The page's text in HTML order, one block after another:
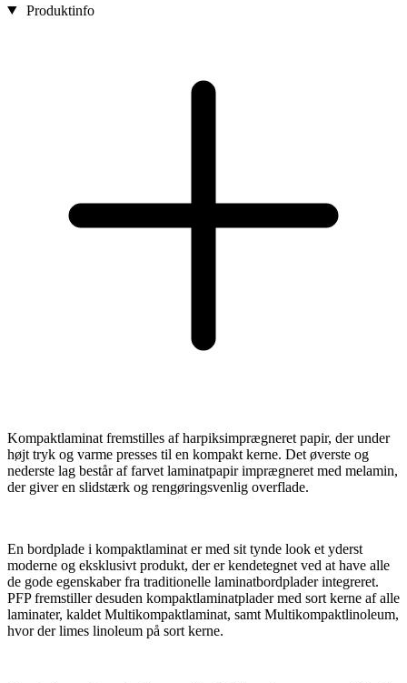
Produktinfo
Kompaktlaminat fremstilles af harpiksimprægneret papir, der under
højt tryk og varme presses til en kompakt kerne. Det øverste og
nederste lag består af farvet laminatpapir imprægneret med melamin,
der giver en slidstærk og rengøringsvenlig overflade.
En bordplade i kompaktlaminat er med sit tynde look et yderst
moderne og eksklusivt produkt, der er kendetegnet ved at have alle
de gode egenskaber fra traditionelle laminatbordplader integreret.
PFP fremstiller desuden kompaktlaminatplader med sort kerne af alle
laminater, kaldet Multikompaktlaminat, samt Multikompaktlinoleum,
hvor der limes linoleum på sort kerne.